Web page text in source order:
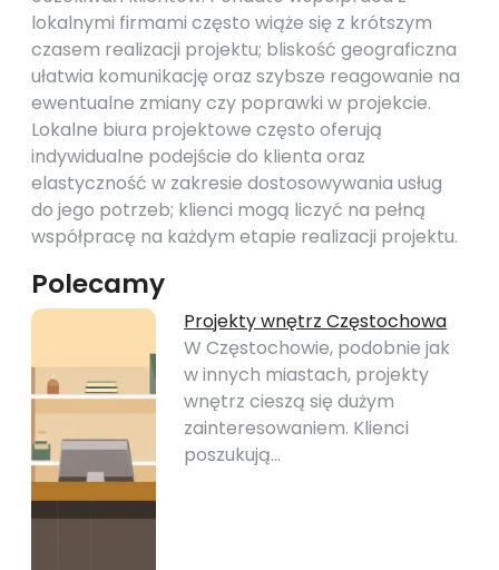
lokalnymi firmami często wiąże się z krótszym
czasem realizacji projektu; bliskość geograficzna
ułatwia komunikację oraz szybsze reagowanie na
ewentualne zmiany czy poprawki w projekcie.
Lokalne biura projektowe często oferują
indywidualne podejście do klienta oraz
elastyczność w zakresie dostosowywania usług
do jego potrzeb; klienci mogą liczyć na pełną
współpracę na każdym etapie realizacji projektu.
Polecamy
Projekty wnętrz Częstochowa
W Częstochowie, podobnie jak
w innych miastach, projekty
wnętrz cieszą się dużym
zainteresowaniem. Klienci
poszukują…